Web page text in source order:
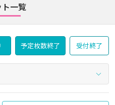
一覧
予定枚数終了 受付終了